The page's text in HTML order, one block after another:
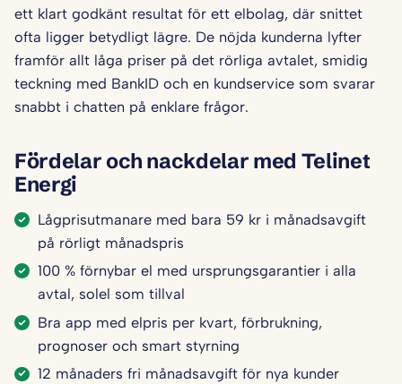
ett klart godkänt resultat för ett elbolag, där snittet
ofta ligger betydligt lägre. De nöjda kunderna lyfter
framför allt låga priser på det rörliga avtalet, smidig
teckning med BankID och en kundservice som svarar
snabbt i chatten på enklare frågor.
Fördelar och nackdelar med Telinet
Energi
Lågprisutmanare med bara 59 kr i månadsavgift
på rörligt månadspris
100 % förnybar el med ursprungsgarantier i alla
avtal, solel som tillval
Bra app med elpris per kvart, förbrukning,
prognoser och smart styrning
12 månaders fri månadsavgift för nya kunder